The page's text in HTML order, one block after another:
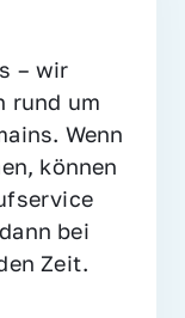
– wir
rund um
Wenn
können
bei
Zeit.